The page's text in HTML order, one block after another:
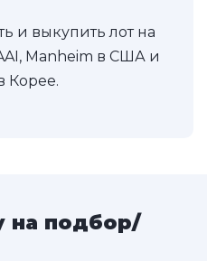
и выкупить лот на
Manheim в США и
Корее.
на подбор/